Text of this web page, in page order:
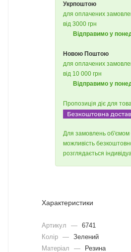
Укрпоштою
для оплачених
від 3000 грн
Відправимо у
Новою Поштою
для оплачених
від 10 000 грн
Відправимо у
Пропозиція діє для
Для замовлень об'ємом
можливість
розглядається
Характеристики
Артикул — 6741
Колір — Зелений
Матеріал
—
Резина